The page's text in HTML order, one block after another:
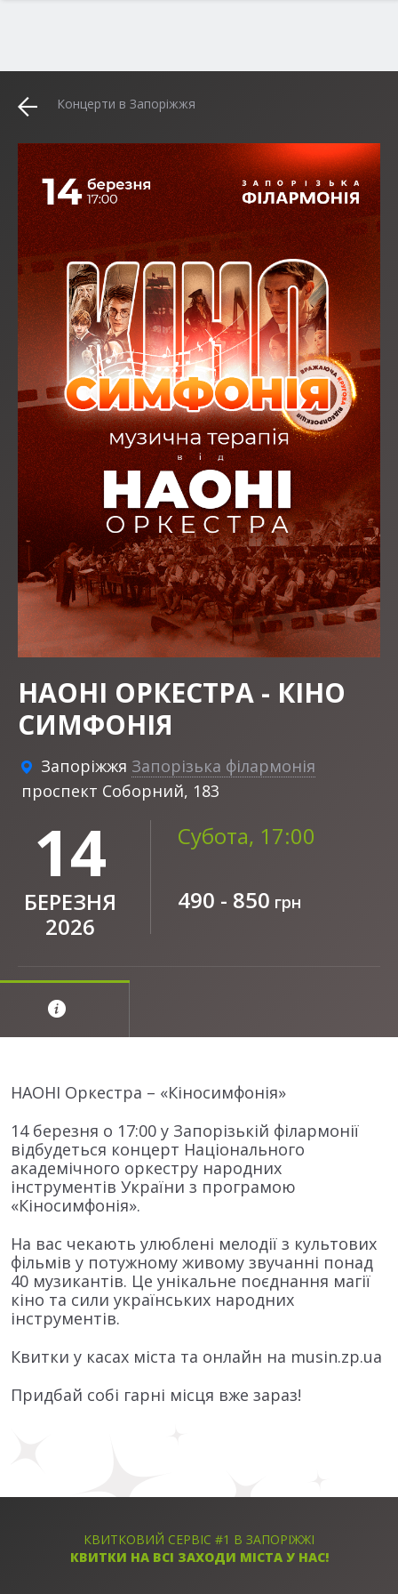
Концерти в Запоріжжя
НАОНІ ОРКЕСТРА - КІНО
СИМФОНІЯ
Запоріжжя Запорізька філармонія
проспект Соборний, 183
14
БЕРЕЗНЯ
2026
Субота, 17:00
490 - 850 грн
НАОНІ Оркестра – «Кіносимфонія»
14 березня о 17:00 у Запорізькій філармонії
відбудеться концерт Національного
академічного оркестру народних
інструментів України з програмою
«Кіносимфонія».
На вас чекають улюблені мелодії з культових
фільмів у потужному живому звучанні понад
40 музикантів. Це унікальне поєднання магії
кіно та сили українських народних
інструментів.
Квитки у касах міста та онлайн на musin.zp.ua
Придбай собі гарні місця вже зараз!
КВИТКОВИЙ СЕРВІС #1 В ЗАПОРІЖЖІ
КВИТКИ НА ВСІ ЗАХОДИ МІСТА У НАС!